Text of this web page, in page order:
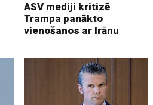
ASV mediji kritizē
Trampa panākto
vienošanos ar Irānu